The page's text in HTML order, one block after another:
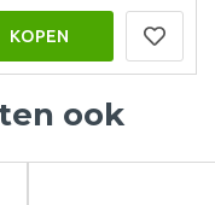
KOPEN
ook